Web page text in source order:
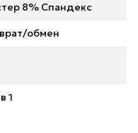
8% Спандекс
обмен
1